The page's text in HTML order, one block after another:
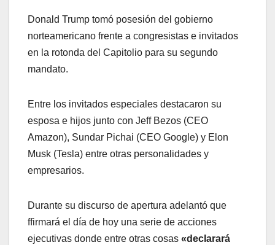
Donald Trump tomó posesión del gobierno
norteamericano frente a congresistas e invitados
en la rotonda del Capitolio para su segundo
mandato.
Entre los invitados especiales destacaron su
esposa e hijos junto con Jeff Bezos (CEO
Amazon), Sundar Pichai (CEO Google) y Elon
Musk (Tesla) entre otras personalidades y
empresarios.
Durante su discurso de apertura adelantó que
ffirmará el día de hoy una serie de acciones
ejecutivas donde entre otras cosas «declarará